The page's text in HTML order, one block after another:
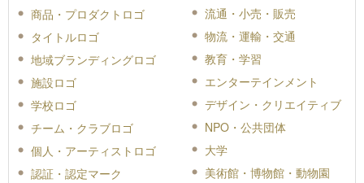
商品・プロダクトロゴ
タイトルロゴ
地域ブランディングロゴ
施設ロゴ
学校ロゴ
チーム・クラブロゴ
個人・アーティストロゴ
認証・認定マーク
流通・小売・販売
物流・運輸・交通
教育・学習
エンターテインメント
デザイン・クリエイティブ
NPO・公共団体
大学
美術館・博物館・動物園